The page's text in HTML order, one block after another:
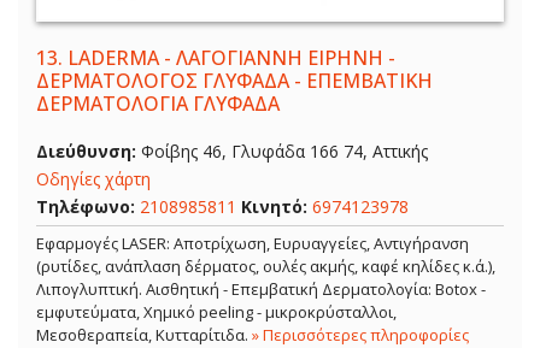
13. LADERMA - ΛΑΓΟΓΙΑΝΝΗ ΕΙΡΗΝΗ -
ΔΕΡΜΑΤΟΛΟΓΟΣ ΓΛΥΦΑΔΑ - ΕΠΕΜΒΑΤΙΚΗ
ΔΕΡΜΑΤΟΛΟΓΙΑ ΓΛΥΦΑΔΑ
Διεύθυνση: Φοίβης 46, Γλυφάδα 166 74, Αττικής
Οδηγίες χάρτη
Τηλέφωνο: 2108985811 Κινητό: 6974123978
Εφαρμογές LASER: Αποτρίχωση, Ευρυαγγείες, Αντιγήρανση
(ρυτίδες, ανάπλαση δέρματος, ουλές ακμής, καφέ κηλίδες κ.ά.),
Λιπογλυπτική. Αισθητική - Επεμβατική Δερματολογία: Botox -
εμφυτεύματα, Χημικό peeling - μικροκρύσταλλοι,
Μεσοθεραπεία, Κυτταρίτιδα. » Περισσότερες πληροφορίες